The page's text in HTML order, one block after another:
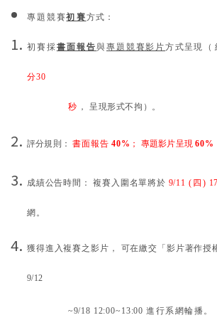
專題競賽初賽方式：
初賽採書面報告與專題競賽影片方式呈現 （
分30
秒 ， 呈現形式不拘 ） 。
評分規則：書面報告40% ； 專題影片呈現60%
成績公告時間： 複賽入圍名單將於 9/11 ( 四 )
網。
獲得進入複賽之影片， 可在繳交「影片著作授
9/12
~9/18 12:00~13:00 進行系網輪播。